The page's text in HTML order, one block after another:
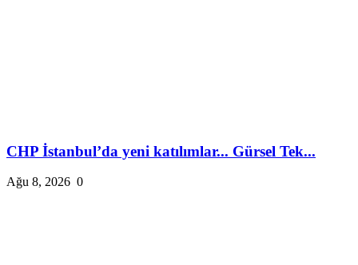
CHP İstanbul’da yeni katılımlar... Gürsel Tek...
Ağu 8, 2026 0